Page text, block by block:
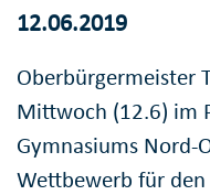
12.06.2019
Oberbürgermeister
Mittwoch (12.6) im
Gymnasiums Nord-
Wettbewerb für den